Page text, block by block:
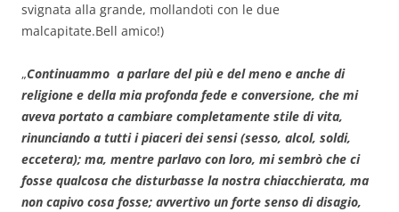
svignata alla grande, mollandoti con le due
malcapitate.Bell amico!)
„Continuammo a parlare del più e del meno e anche di
religione e della mia profonda fede e conversione, che mi
aveva portato a cambiare completamente stile di vita,
rinunciando a tutti i piaceri dei sensi (sesso, alcol, soldi,
eccetera); ma, mentre parlavo con loro, mi sembrò che ci
fosse qualcosa che disturbasse la nostra chiacchierata, ma
non capivo cosa fosse; avvertivo un forte senso di disagio,